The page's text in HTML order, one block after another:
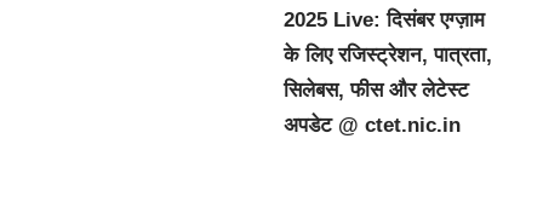
2025 Live: दिसंबर एग्ज़ाम
के लिए रजिस्ट्रेशन, पात्रता,
सिलेबस, फीस और लेटेस्ट
अपडेट @ ctet.nic.in